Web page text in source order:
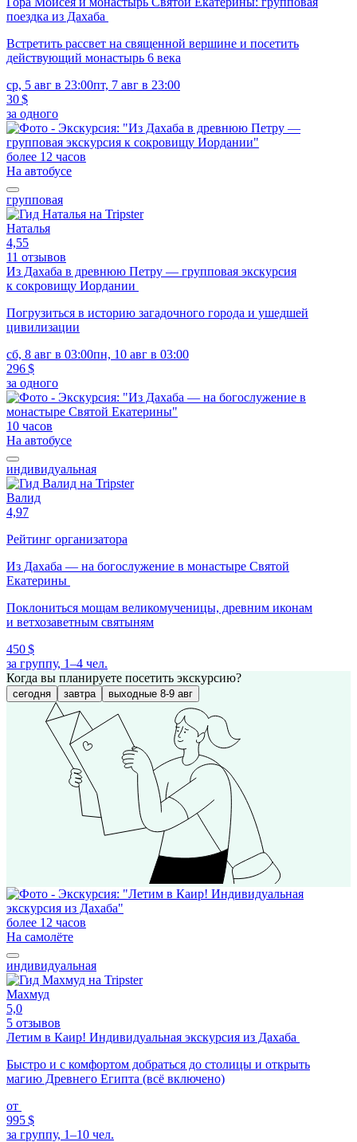
поездка из Дахаба
Встретить рассвет на священной вершине и посетить
действующий монастырь 6 века
ср, 5 авг в 23:00пт, 7 авг в 23:00
30 $
за одного
более 12 часов
На автобусе
групповая
Наталья
4,55
11 отзывов
Из Дахаба в древнюю Петру — групповая экскурсия
к сокровищу Иордании
Погрузиться в историю загадочного города и ушедшей
цивилизации
сб, 8 авг в 03:00пн, 10 авг в 03:00
296 $
за одного
10 часов
На автобусе
индивидуальная
Валид
4,97
Рейтинг организатора
Из Дахаба — на богослужение в монастыре Святой
Екатерины
Поклониться мощам великомученицы, древним иконам
и ветхозаветным святыням
450 $
за группу, 1–4 чел.
Когда вы планируете посетить экскурсию?
сегодня завтра выходные 8-9 авг
более 12 часов
На самолёте
индивидуальная
Махмуд
5,0
5 отзывов
Летим в Каир! Индивидуальная экскурсия из Дахаба
Быстро и с комфортом добраться до столицы и открыть
магию Древнего Египта (всё включено)
от
995 $
за группу, 1–10 чел.